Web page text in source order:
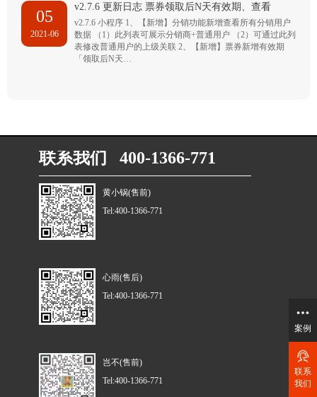
05
2021-06
v2.7.6 更新日志 票券领取后N天有效期、查看
v2.7.6 小程序 1、【新增】分销功能新增查看所有分销用户
数据 （1）此列表可展示分销商+普通用户 （2）可通过此列
表修改普通用户的上级关联 2、【新增】票券新增有效期
「领取后N天…
联系我们 400-1366-771
黄小锅(售前)
Tel:400-1366-771
心雨(售后)
Tel:400-1366-771
岂不(售前)
Tel:400-1366-771
案例
联系
我们